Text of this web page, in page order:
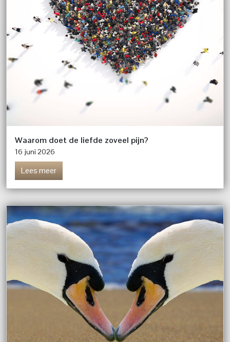
Waarom doet de liefde zoveel pijn?
16 juni 2026
Lees meer